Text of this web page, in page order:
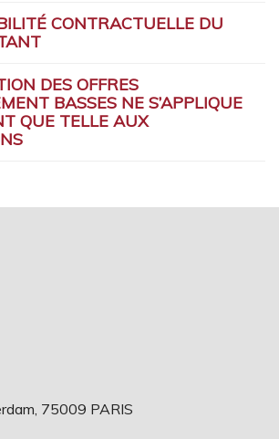
CONTRACTUELLE DU
DES OFFRES
BASSES NE S’APPLIQUE
QUE TELLE AUX
75009 PARIS